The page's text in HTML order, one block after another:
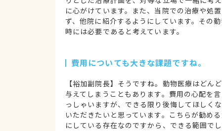
に心がけています。また、当院での治療や処
ず、他院に紹介するようにしています。その
時には必要であると考えています。
費用についても大きな課題ですね。
【裕加副院長】そうですね。動物医療はどん
与えてしまうこともあります。費用の心配を
っしゃいますが、できる限り後悔してほしく
いただきたいと思っています。こちらが勧め
にしている存在なのですから、できる範囲で